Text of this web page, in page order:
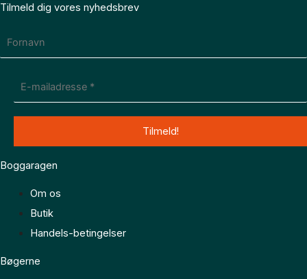
Tilmeld dig vores nyhedsbrev
Boggaragen
Om os
Butik
Handels-betingelser
Bøgerne